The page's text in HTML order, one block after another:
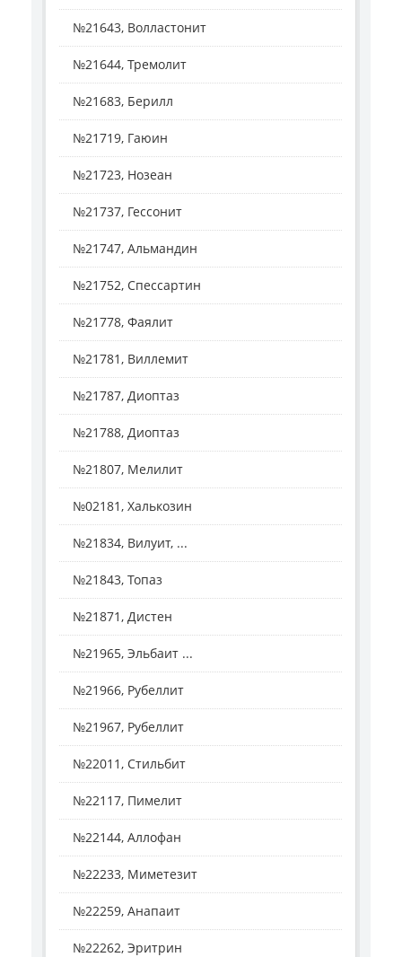
№21643, Волластонит
№21644, Тремолит
№21683, Берилл
№21719, Гаюин
№21723, Нозеан
№21737, Гессонит
№21747, Альмандин
№21752, Спессартин
№21778, Фаялит
№21781, Виллемит
№21787, Диоптаз
№21788, Диоптаз
№21807, Мелилит
№02181, Халькозин
№21834, Вилуит, ...
№21843, Топаз
№21871, Дистен
№21965, Эльбаит ...
№21966, Рубеллит
№21967, Рубеллит
№22011, Стильбит
№22117, Пимелит
№22144, Аллофан
№22233, Миметезит
№22259, Анапаит
№22262, Эритрин